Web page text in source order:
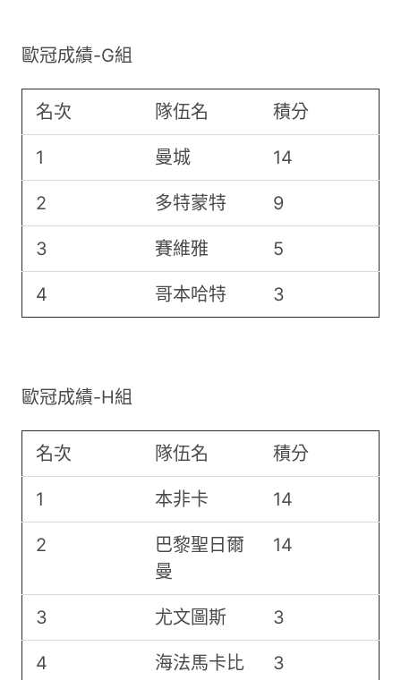
歐冠成績-G組
名次 隊伍名 積分
1 曼城 14
2 多特蒙特 9
3 賽維雅 5
4 哥本哈特 3
歐冠成績-H組
名次 隊伍名 積分
1 本非卡 14
2
巴黎聖日爾
曼
14
3 尤文圖斯 3
4 海法馬卡比 3